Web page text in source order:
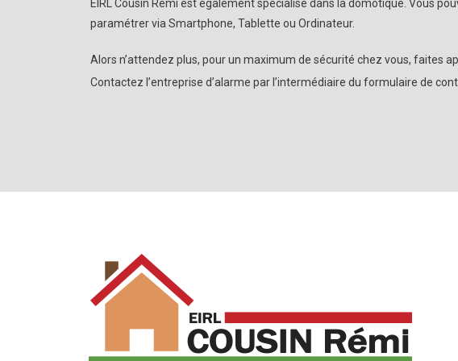
EIRL Cousin Rémi est également spécialisé dans la domotique. Vous
paramétrer via Smartphone, Tablette ou Ordinateur.
Alors n’attendez plus, pour un maximum de sécurité chez vous, faites
Contactez l’entreprise d’alarme par l’intermédiaire du formulaire de